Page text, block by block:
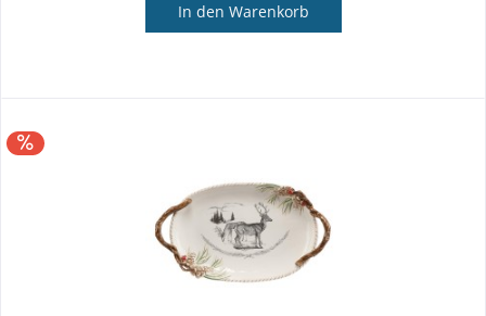
In den Warenkorb